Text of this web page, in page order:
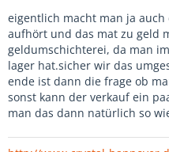
eigentlich macht man ja
aufhört und das mat zu geld
geldumschichterei, da man
lager hat.sicher wir das
ende ist dann die frage ob
sonst kann der verkauf ein
man das dann natürlich so